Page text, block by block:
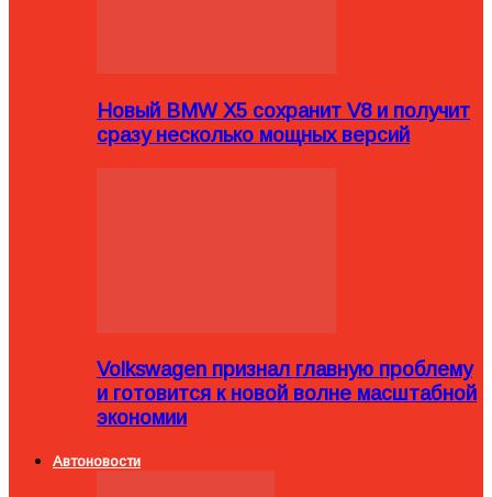
Новый BMW X5 сохранит V8 и получит
сразу несколько мощных версий
Volkswagen признал главную проблему
и готовится к новой волне масштабной
экономии
Автоновости